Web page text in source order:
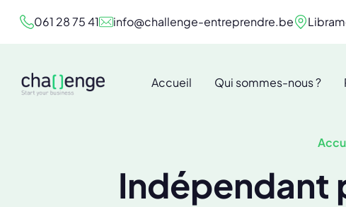
061 28 75 41 info@challenge-entreprendre.be
Accueil Qui sommes-nous ?
Indépendant